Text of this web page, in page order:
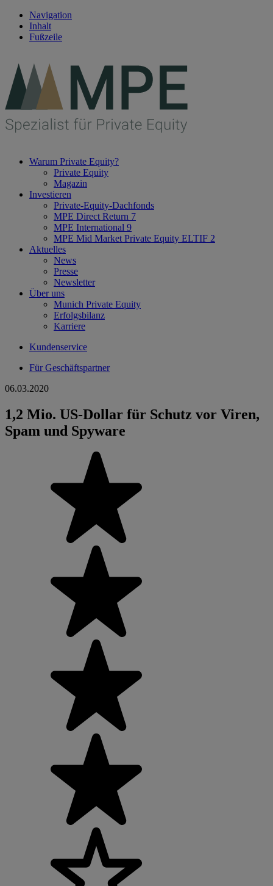
Navigation
Inhalt
Fußzeile
Warum Private Equity?
Private Equity
Magazin
Investieren
Private-Equity-Dachfonds
MPE Direct Return 7
MPE International 9
MPE Mid Market Private Equity ELTIF 2
Aktuelles
News
Presse
Newsletter
Über uns
Munich Private Equity
Erfolgsbilanz
Karriere
Kundenservice
Für Geschäftspartner
06.03.2020
1,2 Mio. US-Dollar für Schutz vor Viren,
Spam und Spyware